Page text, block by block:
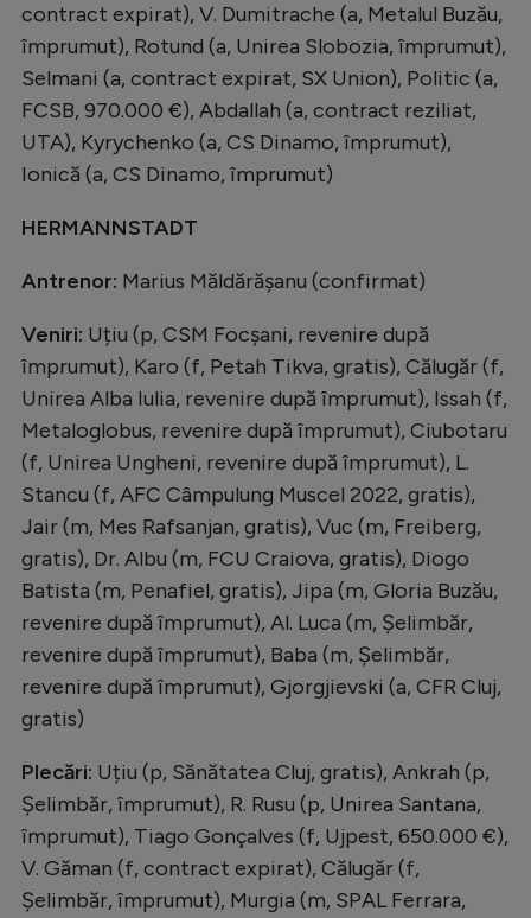
contract expirat), V. Dumitrache (a, Metalul Buzău,
împrumut), Rotund (a, Unirea Slobozia, împrumut),
Selmani (a, contract expirat, SX Union), Politic (a,
FCSB, 970.000 €), Abdallah (a, contract reziliat,
UTA), Kyrychenko (a, CS Dinamo, împrumut),
Ionică (a, CS Dinamo, împrumut)
HERMANNSTADT
Antrenor: Marius Măldărășanu (confirmat)
Veniri: Uțiu (p, CSM Focșani, revenire după
împrumut), Karo (f, Petah Tikva, gratis), Călugăr (f,
Unirea Alba Iulia, revenire după împrumut), Issah (f,
Metaloglobus, revenire după împrumut), Ciubotaru
(f, Unirea Ungheni, revenire după împrumut), L.
Stancu (f, AFC Câmpulung Muscel 2022, gratis),
Jair (m, Mes Rafsanjan, gratis), Vuc (m, Freiberg,
gratis), Dr. Albu (m, FCU Craiova, gratis), Diogo
Batista (m, Penafiel, gratis), Jipa (m, Gloria Buzău,
revenire după împrumut), Al. Luca (m, Șelimbăr,
revenire după împrumut), Baba (m, Șelimbăr,
revenire după împrumut), Gjorgjievski (a, CFR Cluj,
gratis)
Plecări: Uțiu (p, Sănătatea Cluj, gratis), Ankrah (p,
Șelimbăr, împrumut), R. Rusu (p, Unirea Santana,
împrumut), Tiago Gonçalves (f, Ujpest, 650.000 €),
V. Găman (f, contract expirat), Călugăr (f,
Șelimbăr, împrumut), Murgia (m, SPAL Ferrara,